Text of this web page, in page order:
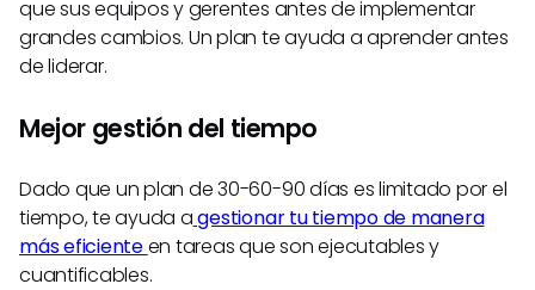
que sus equipos y gerentes antes de implementar
grandes cambios. Un plan te ayuda a aprender antes
de liderar.
Mejor gestión del tiempo
Dado que un plan de 30-60-90 días es limitado por el
tiempo, te ayuda agestionar tu tiempo de manera
más eficienteen tareas que son ejecutables y
cuantificables.